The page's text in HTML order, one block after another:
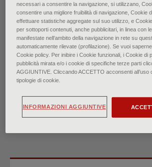
Mastite: una
revisione delle
di
Dr.ssa Erin F. Morcomb, Dr.ssa Carmen
Sydney A. Anderson
∙ Febbraio 2026
necessari a consentire la navigazione, si utilizzano,
consentire una migliore fruibilità di navigazione, Cookie
effettuare statistiche aggregate sul suo utilizzo, e
per sottoporti contenuti, anche pubblicitari, in linea con
manifestate nell‘ambito della navigazione in rete su
automaticamente rilevate (profilazione). Se vuoi
Cookie policy. Per inibire i Cookie funzionali, i Cookie di
pubblicità mirata e/o i cookie di specifiche terze parti
AGGIUNTIVE. Cliccando ACCETTO acconsenti all’uso
tipologie di cookie.
INFORMAZIONI AGGIUNTIVE